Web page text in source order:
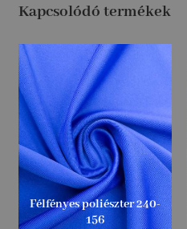
Kapcsolódó termékek
Félfényes poliészter 240-
156